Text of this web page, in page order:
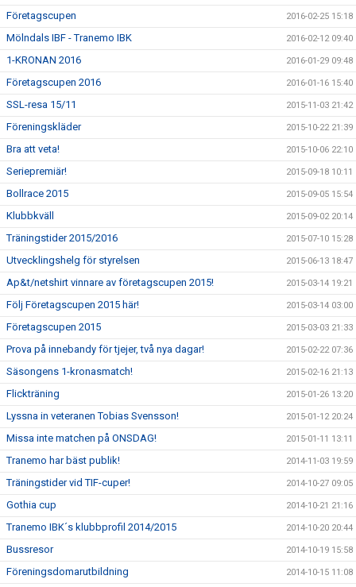
Företagscupen 2016-02-25 15:18
Mölndals IBF - Tranemo IBK 2016-02-12 09:40
1-KRONAN 2016 2016-01-29 09:48
Företagscupen 2016 2016-01-16 15:40
SSL-resa 15/11 2015-11-03 21:42
Föreningskläder 2015-10-22 21:39
Bra att veta! 2015-10-06 22:10
Seriepremiär! 2015-09-18 10:11
Bollrace 2015 2015-09-05 15:54
Klubbkväll 2015-09-02 20:14
Träningstider 2015/2016 2015-07-10 15:28
Utvecklingshelg för styrelsen 2015-06-13 18:47
Ap&t/netshirt vinnare av företagscupen 2015! 2015-03-14 19:21
Följ Företagscupen 2015 här! 2015-03-14 03:00
Företagscupen 2015 2015-03-03 21:33
Prova på innebandy för tjejer, två nya dagar! 2015-02-22 07:36
Säsongens 1-kronasmatch! 2015-02-16 21:13
Flickträning 2015-01-26 13:20
Lyssna in veteranen Tobias Svensson! 2015-01-12 20:24
Missa inte matchen på ONSDAG! 2015-01-11 13:11
Tranemo har bäst publik! 2014-11-03 19:59
Träningstider vid TIF-cuper! 2014-10-27 09:05
Gothia cup 2014-10-21 21:16
Tranemo IBK´s klubbprofil 2014/2015 2014-10-20 20:44
Bussresor 2014-10-19 15:58
Föreningsdomarutbildning 2014-10-15 11:08